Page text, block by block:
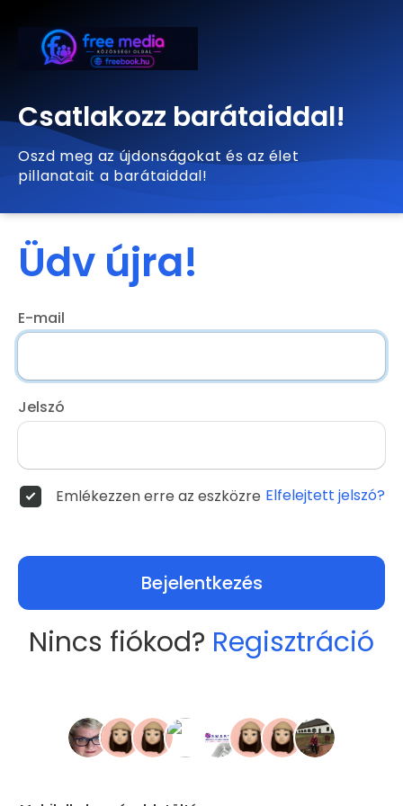
Csatlakozz barátaiddal!
Oszd meg az újdonságokat és az élet
pillanatait a barátaiddal!
Üdv újra!
E-mail
Jelszó
Emlékezzen erre az eszközre Elfelejtett jelszó?
Bejelentkezés
Nincs fiókod? Regisztráció